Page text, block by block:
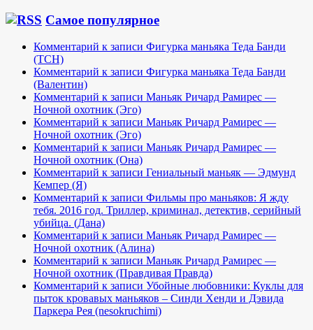
Самое популярное
Комментарий к записи Фигурка маньяка Теда Банди
(TCH)
Комментарий к записи Фигурка маньяка Теда Банди
(Валентин)
Комментарий к записи Маньяк Ричард Рамирес —
Ночной охотник (Эго)
Комментарий к записи Маньяк Ричард Рамирес —
Ночной охотник (Эго)
Комментарий к записи Маньяк Ричард Рамирес —
Ночной охотник (Она)
Комментарий к записи Гениальный маньяк — Эдмунд
Кемпер (Я)
Комментарий к записи Фильмы про маньяков: Я жду
тебя. 2016 год. Триллер, криминал, детектив, серийный
убийца. (Дана)
Комментарий к записи Маньяк Ричард Рамирес —
Ночной охотник (Алина)
Комментарий к записи Маньяк Ричард Рамирес —
Ночной охотник (Правдивая Правда)
Комментарий к записи Убойные любовники: Куклы для
пыток кровавых маньяков – Синди Хенди и Дэвида
Паркера Рея (nesokruchimi)